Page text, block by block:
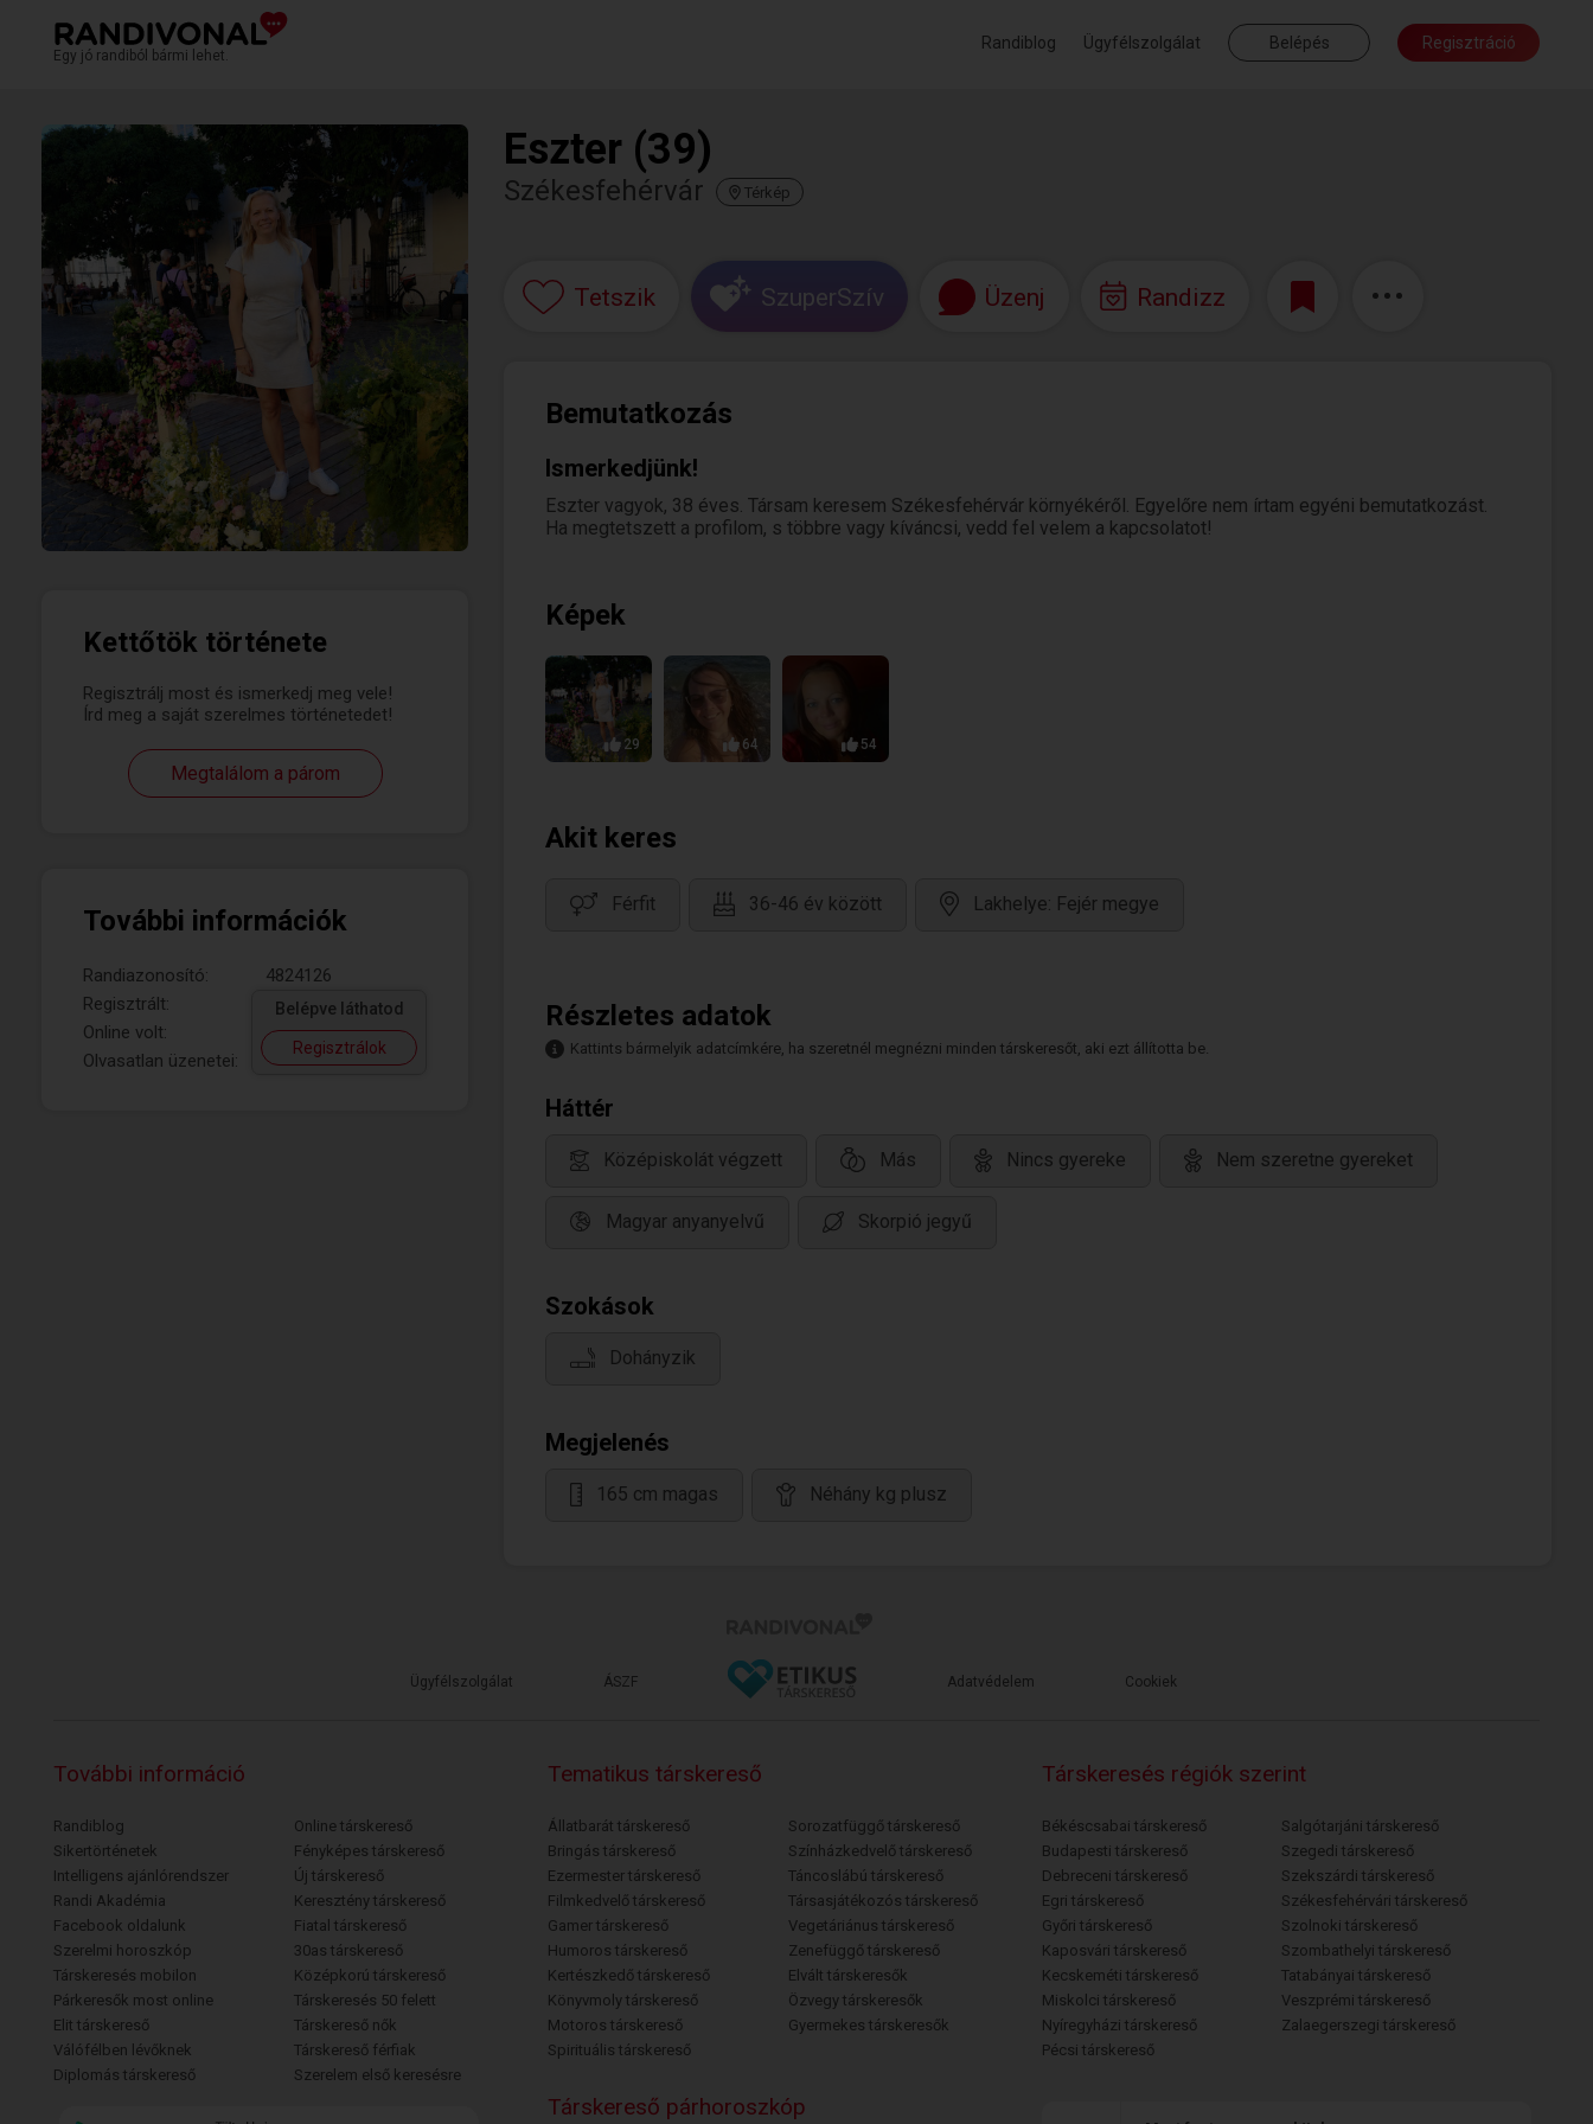
Egy jó randiból bármi lehet.
Randiblog Ügyfélszolgálat Belépés Regisztráció
Kettőtök története
Regisztrálj most és ismerkedj meg vele!
Írd meg a saját szerelmes történetedet!
Megtalálom a párom
További információk
Randiazonosító:
4824126
Regisztrált:
Online volt:
Olvasatlan üzenetei:
Belépve láthatod
Regisztrálok
Eszter (39)
Székesfehérvár Térkép
Tetszik SzuperSzív Üzenj Randizz
Bemutatkozás
Ismerkedjünk!
Eszter vagyok, 38 éves. Társam keresem Székesfehérvár környékéről. Egyelőre nem írtam egyéni bemutatkozást.
Ha megtetszett a profilom, s többre vagy kíváncsi, vedd fel velem a kapcsolatot!
Képek
29 64 54
Akit keres
Férfit 36-46 év között Lakhelye: Fejér megye
Részletes adatok
Kattints bármelyik adatcímkére, ha szeretnél megnézni minden társkeresőt, aki ezt állította be.
Háttér
Középiskolát végzett Más Nincs gyereke Nem szeretne gyereket
Magyar anyanyelvű Skorpió jegyű
Szokások
Dohányzik
Megjelenés
165 cm magas Néhány kg plusz
Ügyfélszolgálat ÁSZF Adatvédelem Cookiek
További információ
Randiblog
Sikertörténetek
Intelligens ajánlórendszer
Randi Akadémia
Facebook oldalunk
Szerelmi horoszkóp
Társkeresés mobilon
Párkeresők most online
Elit társkereső
Válófélben lévőknek
Diplomás társkereső
Online társkereső
Fényképes társkereső
Új társkereső
Keresztény társkereső
Fiatal társkereső
30as társkereső
Középkorú társkereső
Társkeresés 50 felett
Társkereső nők
Társkereső férfiak
Szerelem első keresésre
Tematikus társkereső
Állatbarát társkereső
Bringás társkereső
Ezermester társkereső
Filmkedvelő társkereső
Gamer társkereső
Humoros társkereső
Kertészkedő társkereső
Könyvmoly társkereső
Motoros társkereső
Spirituális társkereső
Sorozatfüggő társkereső
Színházkedvelő társkereső
Táncoslábú társkereső
Társasjátékozós társkereső
Vegetáriánus társkereső
Zenefüggő társkereső
Elvált társkeresők
Özvegy társkeresők
Gyermekes társkeresők
Társkeresés régiók szerint
Békéscsabai társkereső
Budapesti társkereső
Debreceni társkereső
Egri társkereső
Győri társkereső
Kaposvári társkereső
Kecskeméti társkereső
Miskolci társkereső
Nyíregyházi társkereső
Pécsi társkereső
Salgótarjáni társkereső
Szegedi társkereső
Szekszárdi társkereső
Székesfehérvári társkereső
Szolnoki társkereső
Szombathelyi társkereső
Tatabányai társkereső
Veszprémi társkereső
Zalaegerszegi társkereső
Társkereső párhoroszkóp